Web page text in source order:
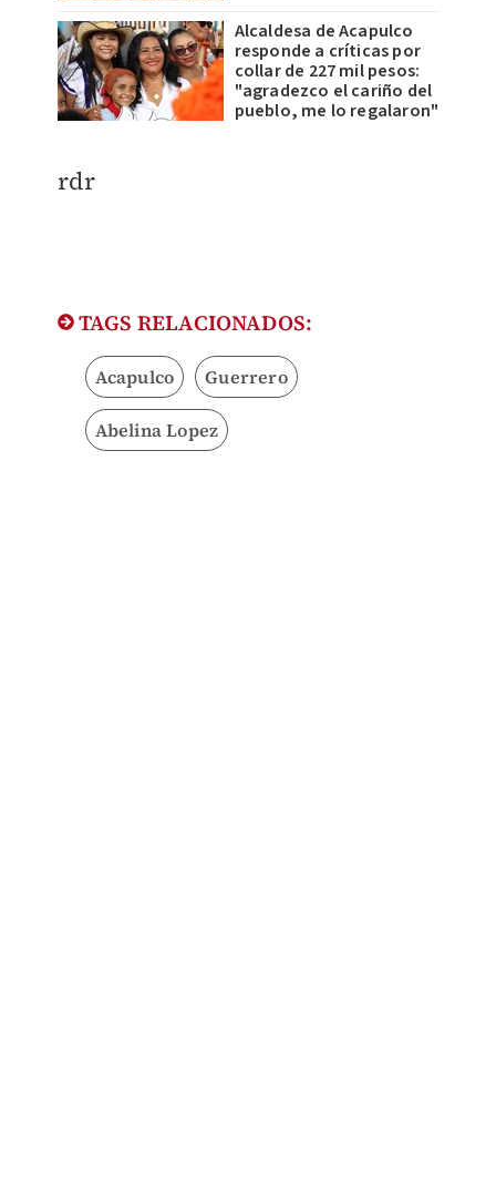
Alcaldesa de Acapulco
responde a críticas por
collar de 227 mil pesos:
"agradezco el cariño del
pueblo, me lo regalaron"
rdr
TAGS RELACIONADOS:
Acapulco Guerrero
Abelina Lopez